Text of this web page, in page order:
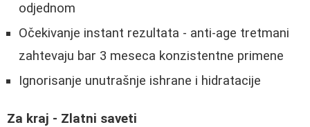
odjednom
Očekivanje instant rezultata - anti-age tretmani
zahtevaju bar 3 meseca konzistentne primene
Ignorisanje unutrašnje ishrane i hidratacije
Za kraj - Zlatni saveti